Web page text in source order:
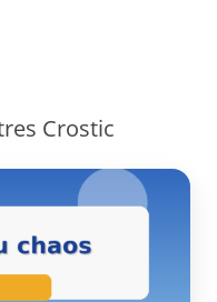
Crostic